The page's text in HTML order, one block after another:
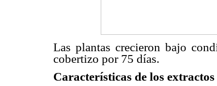
Las plantas crecieron bajo
cobertizo por 75 días.
Características de los